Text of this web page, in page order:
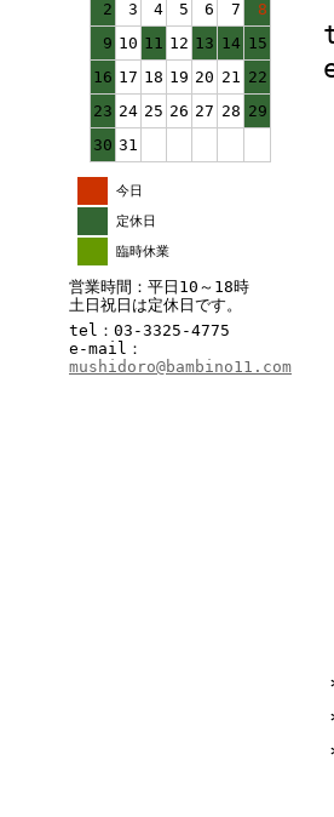
2
3 4 5 6 7
8
9 10 11 12 13 14 15
16 17 18 19 20 21 22
23 24 25 26 27 28 29
30 31
今日
定休日
臨時休業
営業時間：平日10～18時
土日祝日は定休日です。
tel：03-3325-4775
e-mail：
mushidoro@bambino11.com